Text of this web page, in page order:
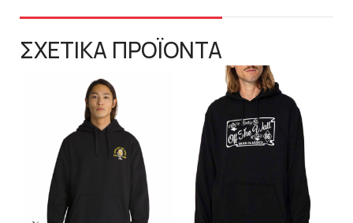
ΣΧΕΤΙΚΑ ΠΡΟΪΟΝΤΑ